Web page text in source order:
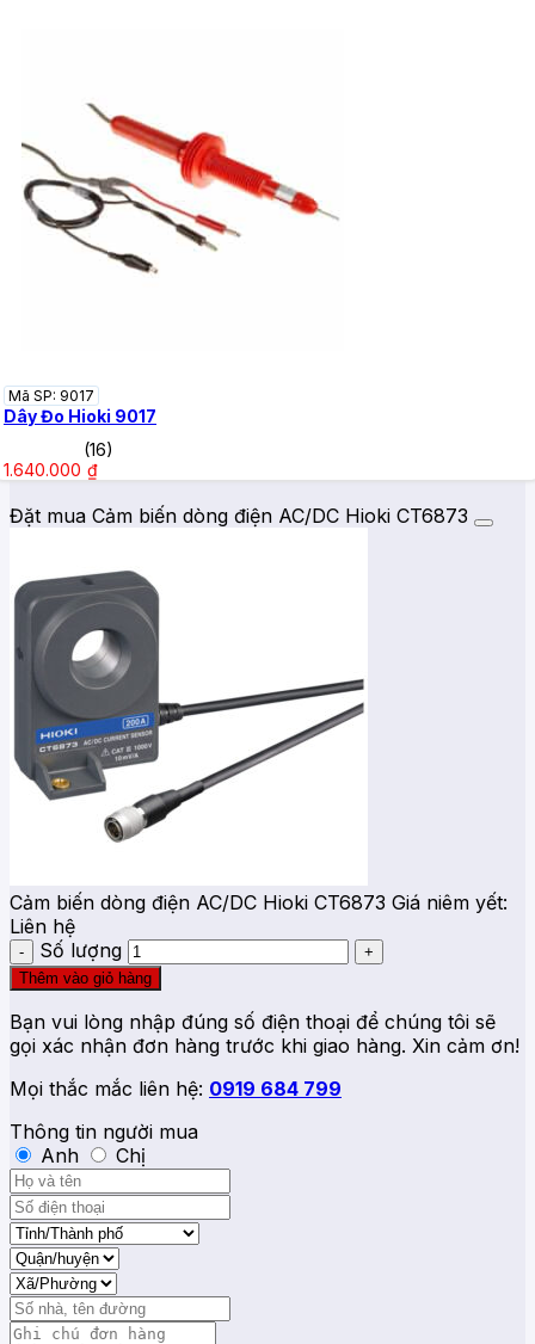
Mã SP: 9017
Dây Đo Hioki 9017
(16)
1.640.000 ₫
Đặt mua Cảm biến dòng điện AC/DC Hioki CT6873
Cảm biến dòng điện AC/DC Hioki CT6873 Giá niêm yết:
Liên hệ
Số lượng
Thêm vào giỏ hàng
Bạn vui lòng nhập đúng số điện thoại để chúng tôi sẽ
gọi xác nhận đơn hàng trước khi giao hàng. Xin cảm ơn!
Mọi thắc mắc liên hệ: 0919 684 799
Thông tin người mua
Anh
Chị